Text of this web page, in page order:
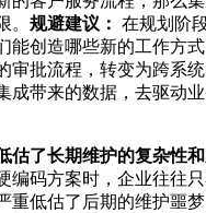
。 规避建议： 在规划阶
能创造哪些新的工作方
审批流程，转变为跨系
成带来的数据，去驱动
估了长期维护的复杂性和
编码方案时，企业往往
重低估了后期的维护噩